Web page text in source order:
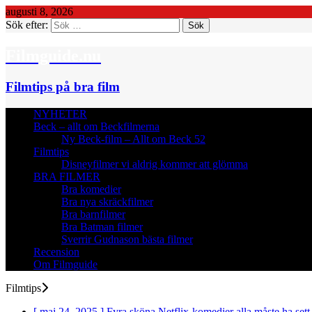
augusti 8, 2026
Sök efter:
Filmtips på bra film
NYHETER
Beck – allt om Beckfilmerna
Ny Beck-film – Allt om Beck 52
Filmtips
Disneyfilmer vi aldrig kommer att glömma
BRA FILMER
Bra komedier
Bra nya skräckfilmer
Bra barnfilmer
Bra Batman filmer
Sverrir Gudnason bästa filmer
Recension
Om Filmguide
Filmtips